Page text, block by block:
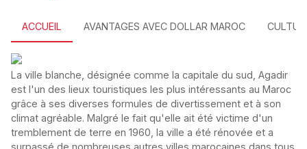
ACCUEIL AVANTAGES AVEC DOLLAR MAROC
La ville blanche, désignée comme la capitale du sud, Agadir
est l'un des lieux touristiques les plus intéressants au Maroc
grâce à ses diverses formules de divertissement et à son
climat agréable. Malgré le fait qu'elle ait été victime d'un
tremblement de terre en 1960, la ville a été rénovée et a
surpassé de nombreuses autres villes marocaines dans tous